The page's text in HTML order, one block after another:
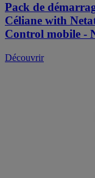
Pack de
Céliane with
Control mobile -
Découvrir